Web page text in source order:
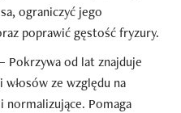
ograniczyć jego
poprawić gęstość fryzury.
– Pokrzywa od lat znajduje
ze względu na
normalizujące. Pomaga